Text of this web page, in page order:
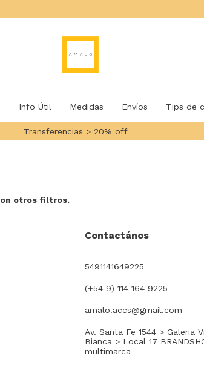
Transferencias > 20% off
Info Útil Medidas Envíos Tips de
otros filtros.
Contactános
5491141649225
(+54 9) 114 164 9225
amalo.accs@gmail.com
Av. Santa Fe 1544 > Galeria
Bianca > Local 17
multimarca